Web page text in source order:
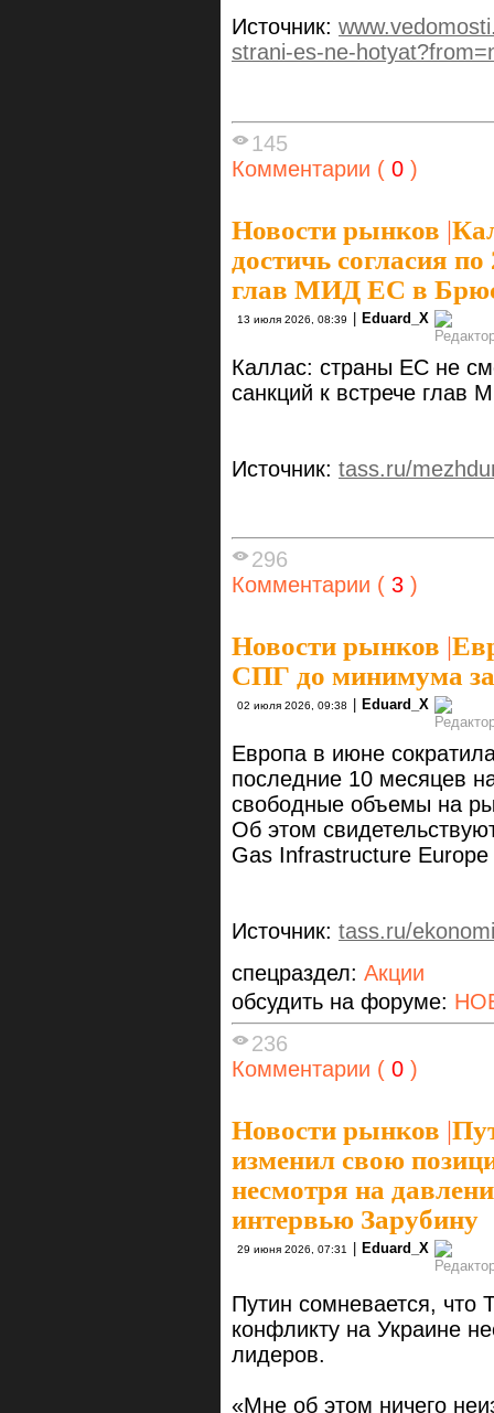
Источник:
strani-es-ne-
145
Комментарии ( 0 )
Новости рынков |
достичь согласия
глав МИД ЕС в
13 июля 2026, 08:39 | Eduard_X
Каллас: страны ЕС не
санкций к встрече
Источник: tass.ru/
296
Комментарии ( 3 )
Новости рынков |
СПГ до минимума за
02 июля 2026, 09:38 Eduard_X
Европа в июне
последние 10 месяцев
свободные объемы на
Об этом
Gas Infrastructure
Источник: tass.ru/
спецраздел: Акции
обсудить на форуме:
236
Комментарии ( 0 )
Новости рынков |
изменил свою
несмотря на
интервью Зарубину
29 июня 2026, 07:31 Eduard_X
Путин сомневается,
конфликту на Украине
лидеров.
«Мне об этом ничего